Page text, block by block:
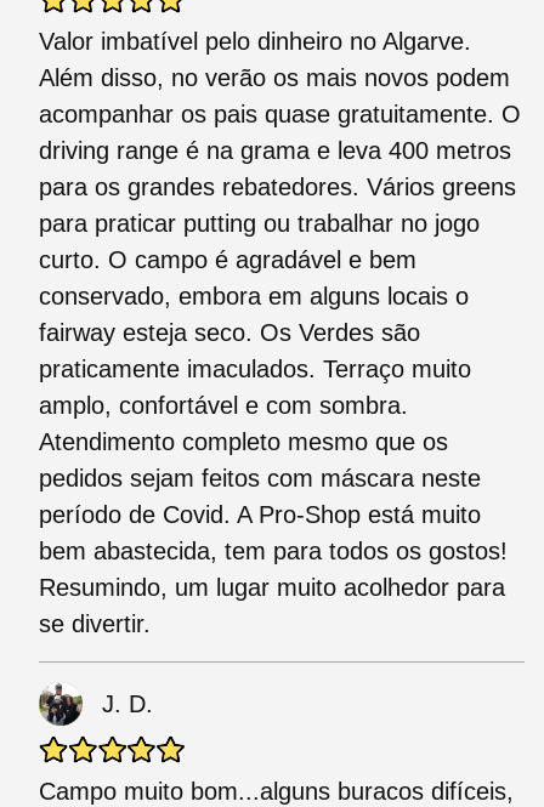
Valor imbatível pelo dinheiro no Algarve.
Além disso, no verão os mais novos podem
acompanhar os pais quase gratuitamente. O
driving range é na grama e leva 400 metros
para os grandes rebatedores. Vários greens
para praticar putting ou trabalhar no jogo
curto. O campo é agradável e bem
conservado, embora em alguns locais o
fairway esteja seco. Os Verdes são
praticamente imaculados. Terraço muito
amplo, confortável e com sombra.
Atendimento completo mesmo que os
pedidos sejam feitos com máscara neste
período de Covid. A Pro-Shop está muito
bem abastecida, tem para todos os gostos!
Resumindo, um lugar muito acolhedor para
se divertir.
J. D.
Campo muito bom...alguns buracos difíceis,